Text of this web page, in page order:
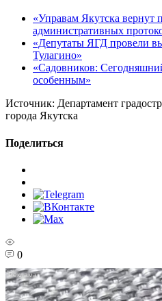
«Управам Якутска вернут
административных
«Депутаты ЯГД провели
Тулагино»
«Садовников:
особенным»
Источник: Департамент
города Якутска
Поделиться
0